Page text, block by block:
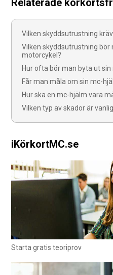
Relaterade
Vilken skyddsutrustning
Vilken skyddsutrustning
motorcykel?
Hur ofta bör man byta ut sin
Får man måla om sin mc-
Hur ska en mc-hjälm vara
Vilken typ av skador är
iKörkortMC.se
Starta gratis teoriprov